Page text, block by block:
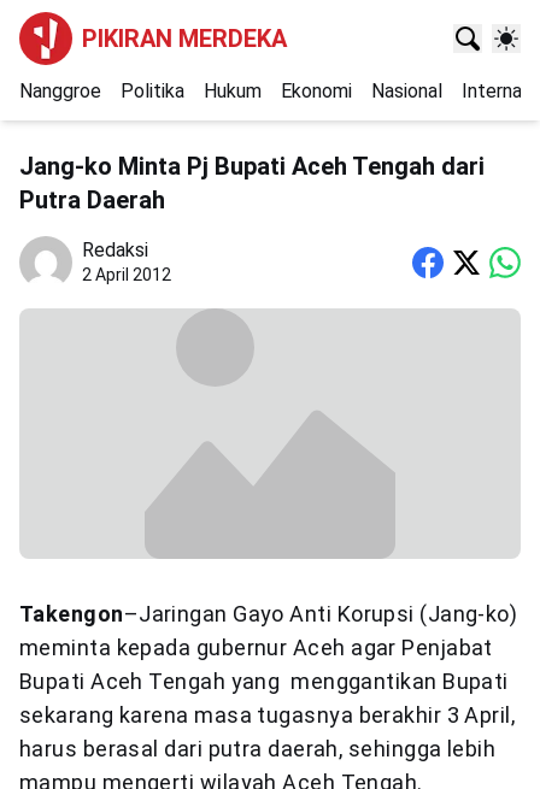
PIKIRAN MERDEKA
Nanggroe Politika Hukum Ekonomi Nasional
Jang-ko Minta Pj Bupati Aceh Tengah dari
Putra Daerah
Redaksi
2 April 2012
Takengon–Jaringan Gayo Anti Korupsi (Jang-ko)
meminta kepada gubernur Aceh agar Penjabat
Bupati Aceh Tengah yang menggantikan Bupati
sekarang karena masa tugasnya berakhir 3 April,
harus berasal dari putra daerah, sehingga lebih
mampu mengerti wilayah Aceh Tengah.